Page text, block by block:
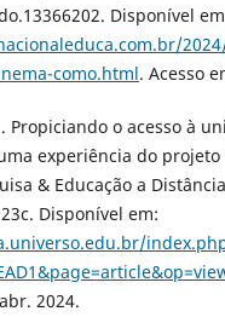
Disponível
como.html. Acesso
Propiciando o acesso à
experiência do projeto
& Educação a
Disponível em:
2024.